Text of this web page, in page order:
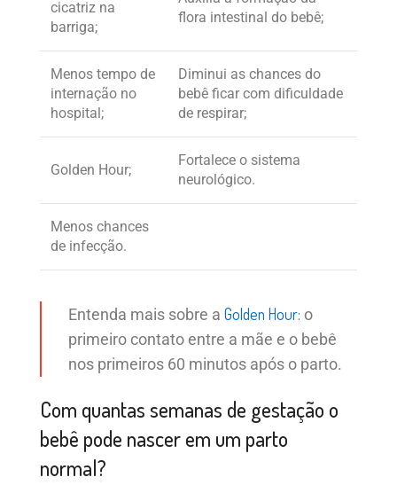
cicatriz na
barriga;
flora intestinal do bebê;
Menos tempo de
internação no
hospital;
Diminui as chances do
bebê ficar com dificuldade
de respirar;
Golden Hour;
Fortalece o sistema
neurológico.
Menos chances
de infecção.
Entenda mais sobre a Golden Hour: o
primeiro contato entre a mãe e o bebê
nos primeiros 60 minutos após o parto.
Com quantas semanas de gestação o
bebê pode nascer em um parto
normal?